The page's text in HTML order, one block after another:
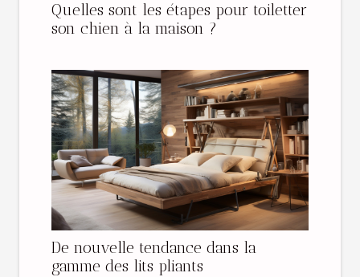
Quelles sont les étapes pour toiletter
son chien à la maison ?
De nouvelle tendance dans la
gamme des lits pliants